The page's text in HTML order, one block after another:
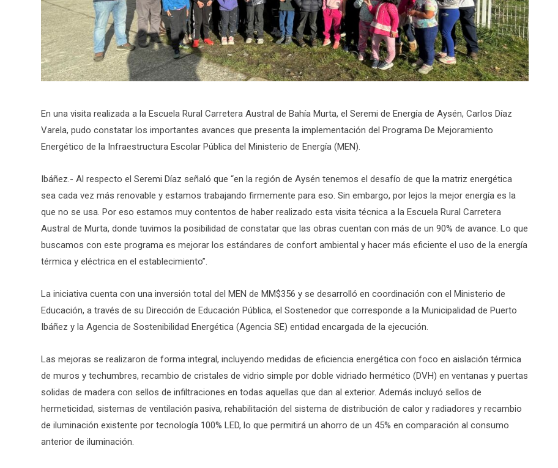
En una visita realizada a la Escuela Rural Carretera Austral de Bahía Murta, el Seremi de Energía de Aysén, Carlos Díaz
Varela, pudo constatar los importantes avances que presenta la implementación del Programa De Mejoramiento
Energético de la Infraestructura Escolar Pública del Ministerio de Energía (MEN).
Ibáñez.- Al respecto el Seremi Díaz señaló que “en la región de Aysén tenemos el desafío de que la matriz energética
sea cada vez más renovable y estamos trabajando firmemente para eso. Sin embargo, por lejos la mejor energía es la
que no se usa. Por eso estamos muy contentos de haber realizado esta visita técnica a la Escuela Rural Carretera
Austral de Murta, donde tuvimos la posibilidad de constatar que las obras cuentan con más de un 90% de avance. Lo que
buscamos con este programa es mejorar los estándares de confort ambiental y hacer más eficiente el uso de la energía
térmica y eléctrica en el establecimiento”.
La iniciativa cuenta con una inversión total del MEN de MM$356 y se desarrolló en coordinación con el Ministerio de
Educación, a través de su Dirección de Educación Pública, el Sostenedor que corresponde a la Municipalidad de Puerto
Ibáñez y la Agencia de Sostenibilidad Energética (Agencia SE) entidad encargada de la ejecución.
Las mejoras se realizaron de forma integral, incluyendo medidas de eficiencia energética con foco en aislación térmica
de muros y techumbres, recambio de cristales de vidrio simple por doble vidriado hermético (DVH) en ventanas y puertas
solidas de madera con sellos de infiltraciones en todas aquellas que dan al exterior. Además incluyó sellos de
hermeticidad, sistemas de ventilación pasiva, rehabilitación del sistema de distribución de calor y radiadores y recambio
de iluminación existente por tecnología 100% LED, lo que permitirá un ahorro de un 45% en comparación al consumo
anterior de iluminación.